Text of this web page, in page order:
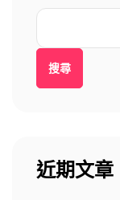
搜尋
近期文章